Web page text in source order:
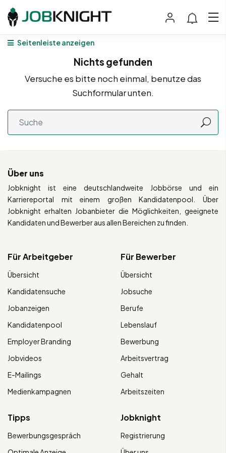
Seitenleiste anzeigen
Nichts gefunden
Versuche es bitte noch einmal, benutze das
Suchformular unten.
Über uns
Jobknight ist eine deutschlandweite Jobbörse und ein
Karriereportal mit einem großen Kandidatenpool. Über
Jobknight erhalten Jobanbieter die Möglichkeiten, geeignete
Kandidaten und Bewerber aus allen Bereichen zu finden.
Für Arbeitgeber
Übersicht
Kandidatensuche
Jobanzeigen
Kandidatenpool
Employer Branding
Jobvideos
E-Mailings
Medienkampagnen
Für Bewerber
Übersicht
Jobsuche
Berufe
Lebenslauf
Bewerbung
Arbeitsvertrag
Gehalt
Arbeitszeiten
Tipps
Bewerbungsgespräch
Jobknight
Registrierung